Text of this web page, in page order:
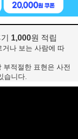
1,000원 적립
나 보는 사람에 따
적절한 표현은 사전
습니다.